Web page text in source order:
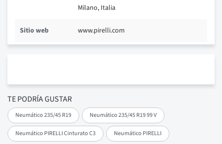
TE PODRÍA GUSTAR
Neumático 235/45 R19 Neumático 235/45 R19 99 V
Neumático PIRELLI Cinturato C3 Neumático PIRELLI
Milano, Italia
Sitio web www.pirelli.com